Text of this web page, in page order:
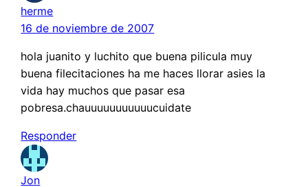
herme
16 de noviembre de 2007
hola juanito y luchito que buena pilicula muy
buena filecitaciones ha me haces llorar asies la
vida hay muchos que pasar esa
pobresa.chauuuuuuuuuuucuidate
Responder
Jon